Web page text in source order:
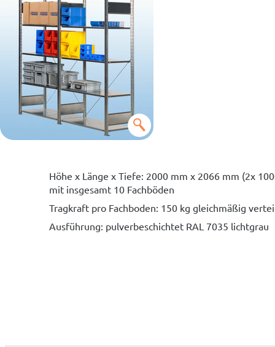
Höhe x Länge x Tiefe: 2000 mm x 2066 mm (2x
mit insgesamt 10 Fachböden
Tragkraft pro Fachboden: 150 kg gleichmäßig
Ausführung: pulverbeschichtet RAL 7035 lichtgrau